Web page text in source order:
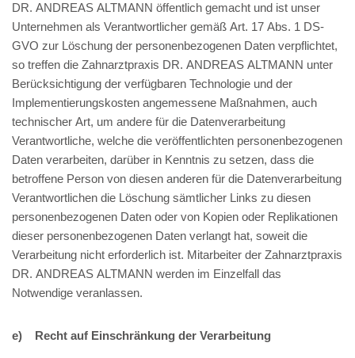
DR. ANDREAS ALTMANN öffentlich gemacht und ist unser
Unternehmen als Verantwortlicher gemäß Art. 17 Abs. 1 DS-
GVO zur Löschung der personenbezogenen Daten verpflichtet,
so treffen die Zahnarztpraxis DR. ANDREAS ALTMANN unter
Berücksichtigung der verfügbaren Technologie und der
Implementierungskosten angemessene Maßnahmen, auch
technischer Art, um andere für die Datenverarbeitung
Verantwortliche, welche die veröffentlichten personenbezogenen
Daten verarbeiten, darüber in Kenntnis zu setzen, dass die
betroffene Person von diesen anderen für die Datenverarbeitung
Verantwortlichen die Löschung sämtlicher Links zu diesen
personenbezogenen Daten oder von Kopien oder Replikationen
dieser personenbezogenen Daten verlangt hat, soweit die
Verarbeitung nicht erforderlich ist. Mitarbeiter der Zahnarztpraxis
DR. ANDREAS ALTMANN werden im Einzelfall das
Notwendige veranlassen.
e) Recht auf Einschränkung der Verarbeitung